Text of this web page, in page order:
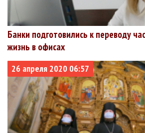
Банки подготовились к переводу
жизнь в офисах
26 апреля 2020 06:57